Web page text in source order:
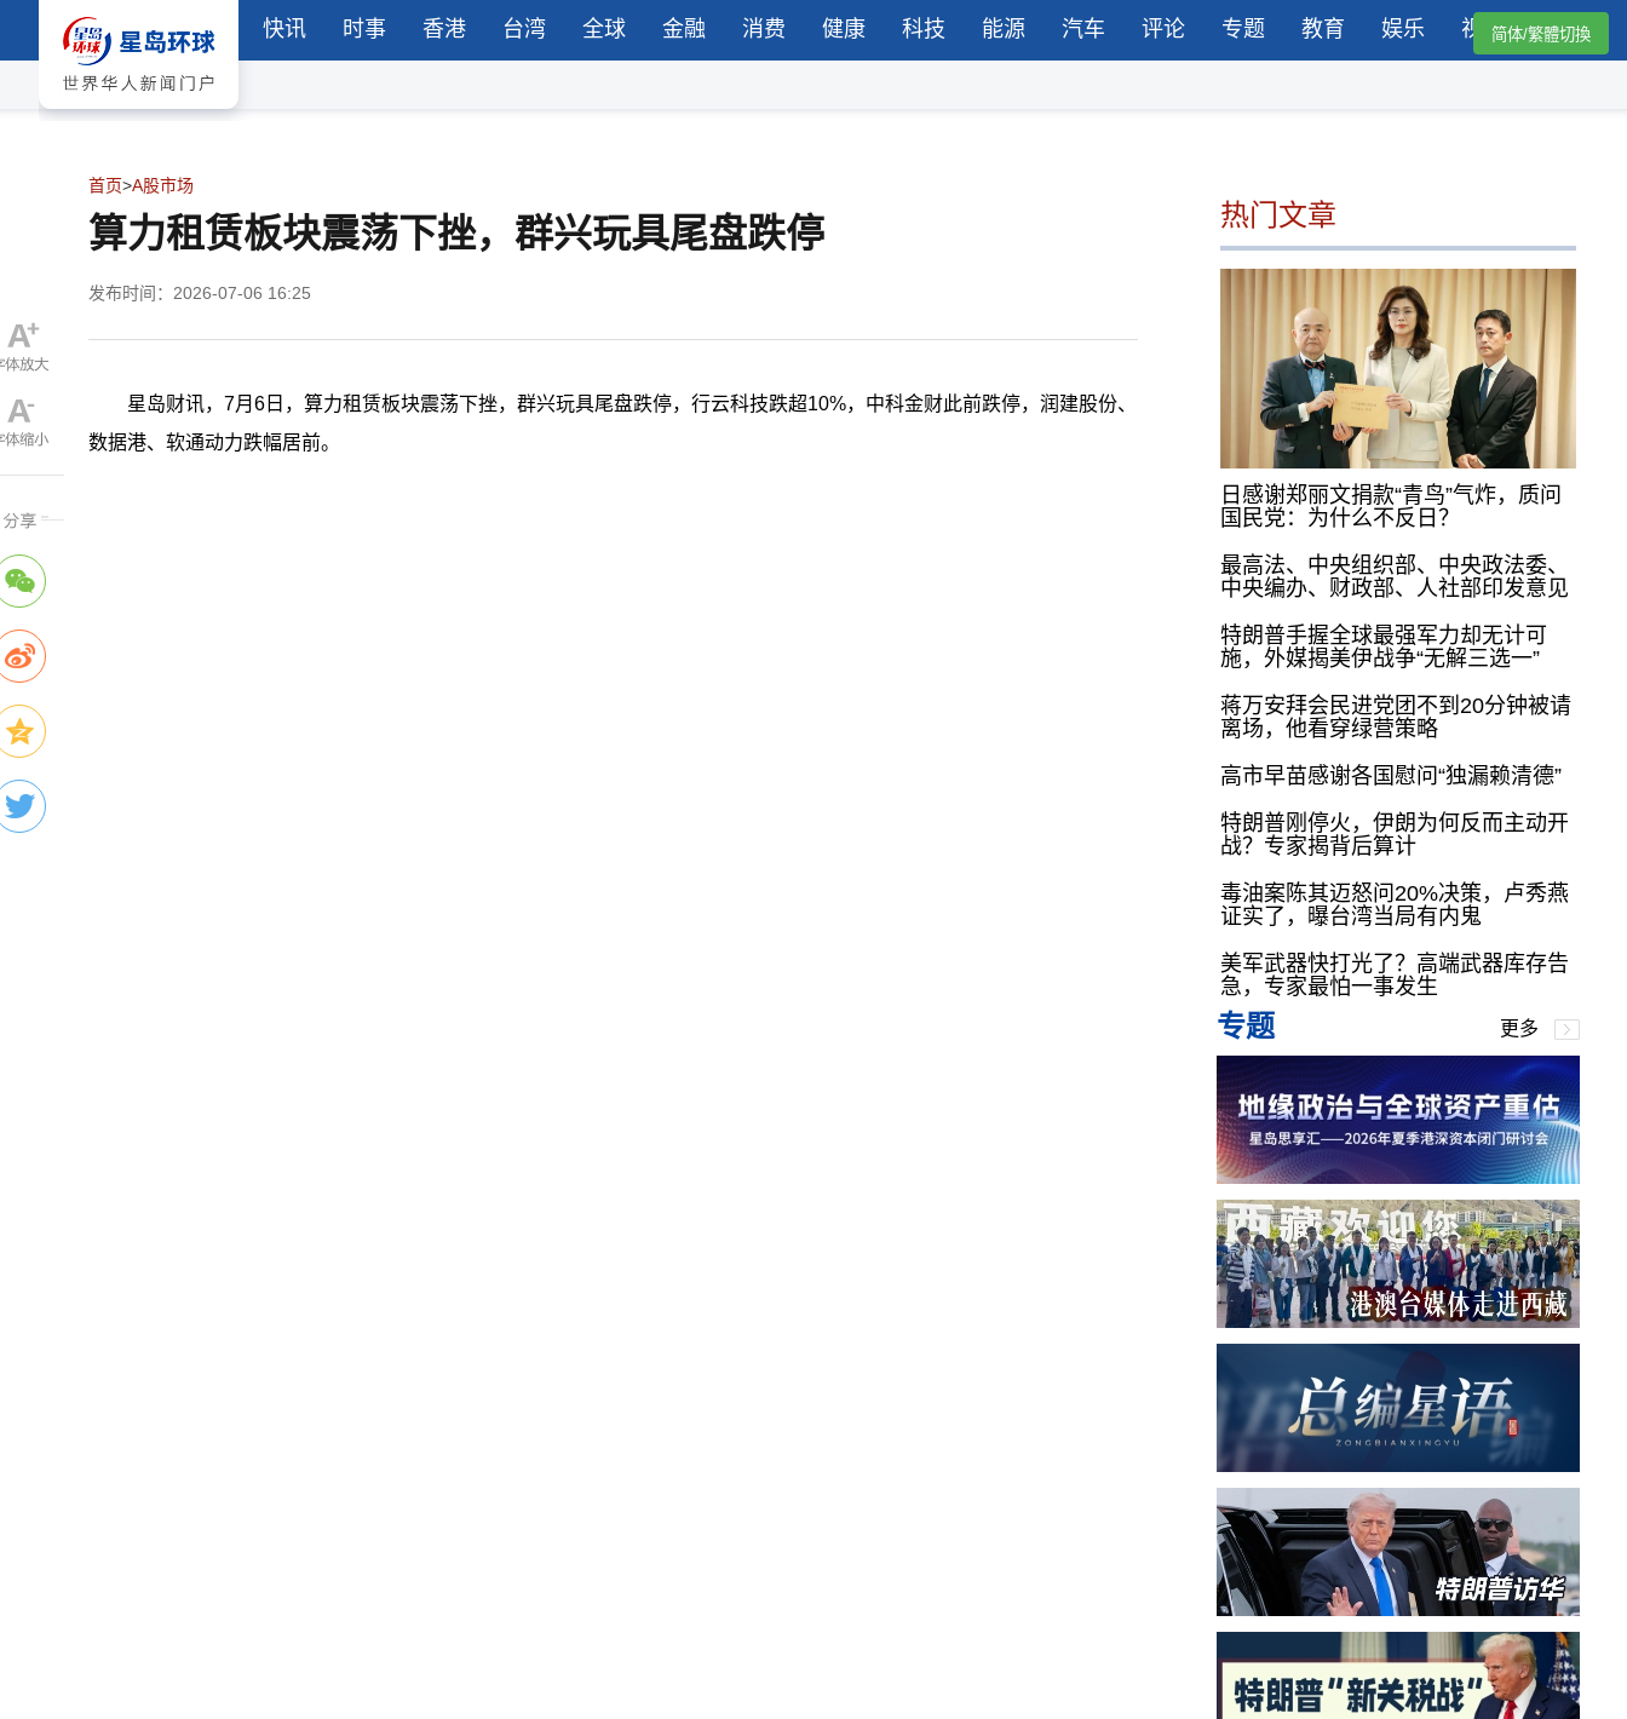
快讯 时事 香港 台湾 全球 金融 消费 健康 科技 能源 汽车 评论 专题 教育 娱乐 视频简体/繁體切換
首页>A股市场
算力租赁板块震荡下挫，群兴玩具尾盘跌停
发布时间：2026-07-06 16:25
星岛财讯，7月6日，算力租赁板块震荡下挫，群兴玩具尾盘跌停，行云科技跌超10%，中科金财此前跌停，润建股份、
数据港、软通动力跌幅居前。
热门文章
日感谢郑丽文捐款“青鸟”气炸，质问
国民党：为什么不反日？
最高法、中央组织部、中央政法委、
中央编办、财政部、人社部印发意见
特朗普手握全球最强军力却无计可
施，外媒揭美伊战争“无解三选一”
蒋万安拜会民进党团不到20分钟被请
离场，他看穿绿营策略
高市早苗感谢各国慰问“独漏赖清德”
特朗普刚停火，伊朗为何反而主动开
战？专家揭背后算计
毒油案陈其迈怒问20%决策，卢秀燕
证实了，曝台湾当局有内鬼
美军武器快打光了？高端武器库存告
急，专家最怕一事发生
专题 更多